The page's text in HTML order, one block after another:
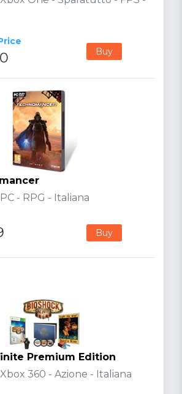
Buy
- RPG - Italiana
Buy
Premium Edition
360 - Azione - Italiana